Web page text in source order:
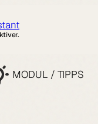
MODUL / TIPPS